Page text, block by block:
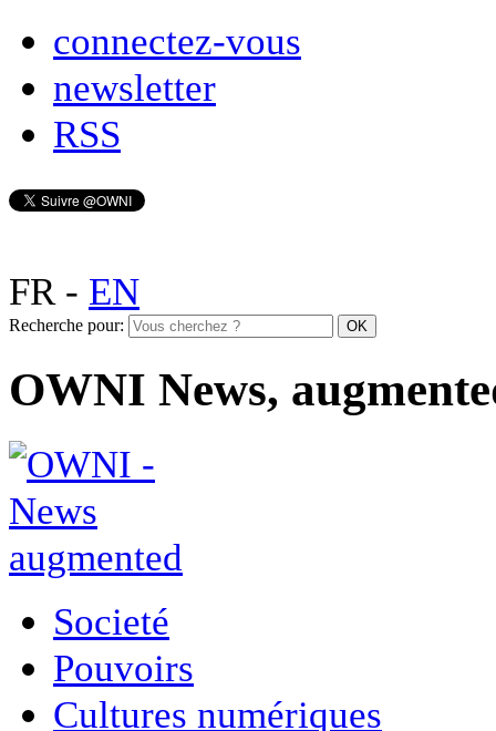
connectez-vous
newsletter
RSS
FR- EN
Recherche pour:
OWNI News,
Societé
Pouvoirs
Cultures numériques